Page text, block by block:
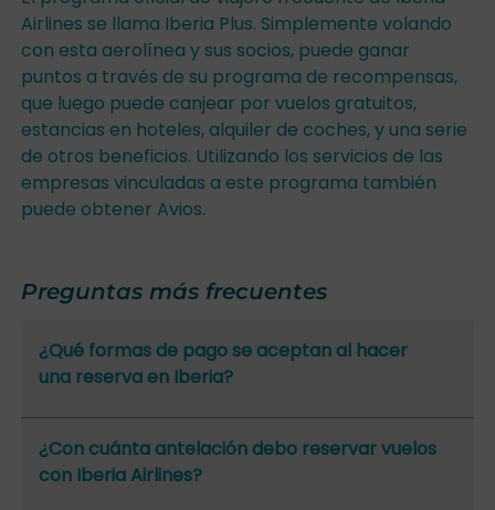
Airlines se llama Iberia Plus. Simplemente volando
con esta aerolínea y sus socios, puede ganar
puntos a través de su programa de recompensas,
que luego puede canjear por vuelos gratuitos,
estancias en hoteles, alquiler de coches, y una serie
de otros beneficios. Utilizando los servicios de las
empresas vinculadas a este programa también
puede obtener Avios.
Preguntas más frecuentes
¿Qué formas de pago se aceptan al hacer
una reserva en Iberia?
¿Con cuánta antelación debo reservar vuelos
con Iberia Airlines?